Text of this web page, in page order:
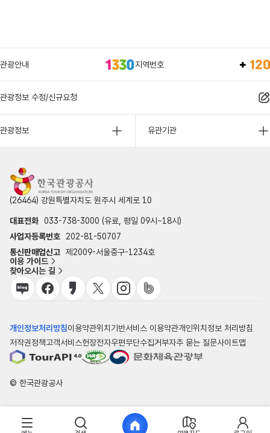
관광안내 지역번호
관광정보 수정/신규요청
관광정보 유관기관
(26464) 강원특별자치도 원주시 세계로 10
대표전화 033-738-3000 (유료, 평일 09시~18시)
사업자등록번호
202-81-50707
통신판매업신고 제2009-서울중구-1234호
이용 가이드
찾아오시는 길
개인정보처리방침이용약관위치기반서비스 이용약관개인위치정보 처리방침
저작권정책고객서비스헌장전자우편무단수집거부자주 묻는 질문사이트맵
© 한국관광공사